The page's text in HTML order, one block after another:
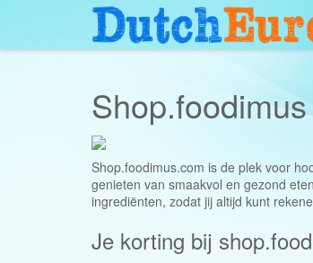
Shop.foodimus
Shop.foodimus.com is de plek voor
genieten van smaakvol en gezond
ingrediënten, zodat jij altijd kunt
Je korting bij